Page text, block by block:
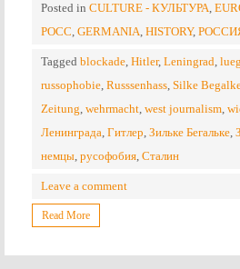
Posted in CULTURE - КУЛЬТУРА,
POCC, GERMANIA, HISTORY,
Tagged blockade, Hitler, Leningrad,
russophobie, Russsenhass, Silke
Zeitung, wehrmacht, west journalism,
Ленинграда, Гитлер, Зильке Бегальке,
немцы, русофобия, Сталин
Leave a comment
Read More